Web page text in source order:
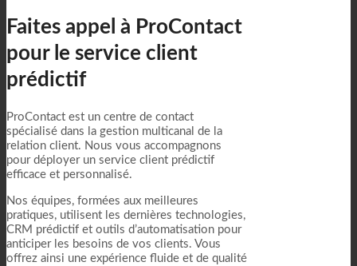
Faites appel à ProContact
pour le service client
prédictif
ProContact est un centre de contact
spécialisé dans la gestion multicanal de la
relation client. Nous vous accompagnons
pour déployer un service client prédictif
efficace et personnalisé.
Nos équipes, formées aux meilleures
pratiques, utilisent les dernières technologies,
CRM prédictif et outils d’automatisation pour
anticiper les besoins de vos clients. Vous
offrez ainsi une expérience fluide et de qualité